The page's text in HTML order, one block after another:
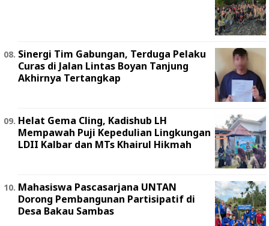
Sinergi Tim Gabungan, Terduga Pelaku
Curas di Jalan Lintas Boyan Tanjung
Akhirnya Tertangkap
Helat Gema Cling, Kadishub LH
Mempawah Puji Kepedulian Lingkungan
LDII Kalbar dan MTs Khairul Hikmah
Mahasiswa Pascasarjana UNTAN
Dorong Pembangunan Partisipatif di
Desa Bakau Sambas